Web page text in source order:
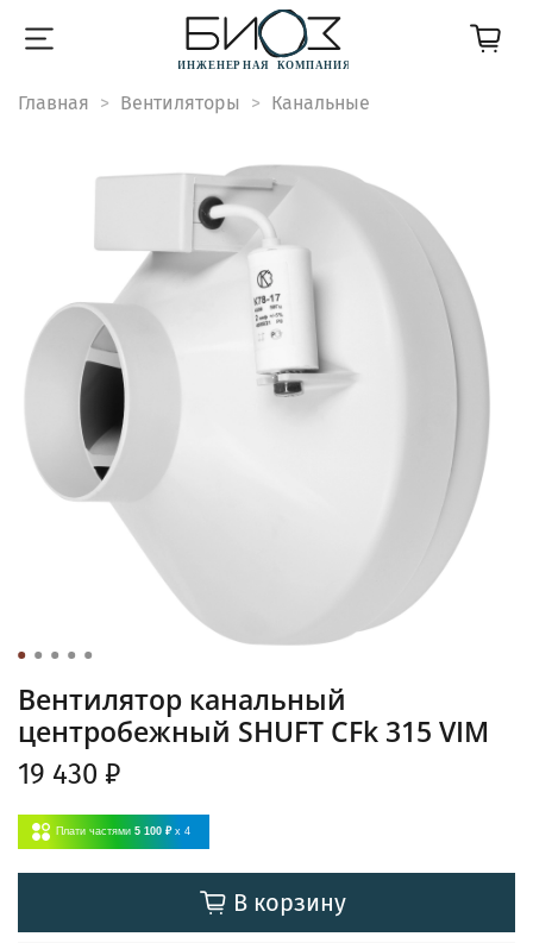
Главная Вентиляторы Канальные
Вентилятор канальный
центробежный SHUFT CFk 315 VIM
19 430 ₽
Плати частями 5 100 ₽ x 4
В корзину